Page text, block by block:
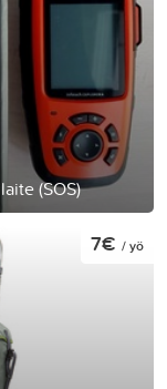
(SOS)
7€ / yö